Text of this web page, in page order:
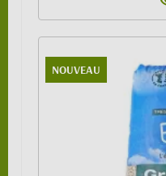
NOUVEAU